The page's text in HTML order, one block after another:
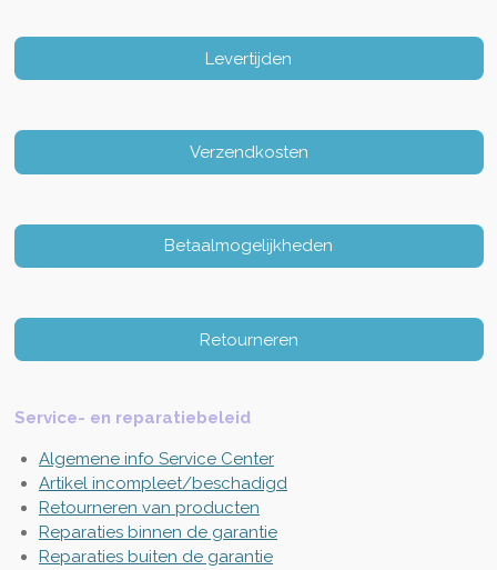
Levertijden
Verzendkosten
Betaalmogelijkheden
Retourneren
Service- en reparatiebeleid
Algemene info Service Center
Artikel incompleet/beschadigd
Retourneren van producten
Reparaties binnen de garantie
Reparaties buiten de garantie